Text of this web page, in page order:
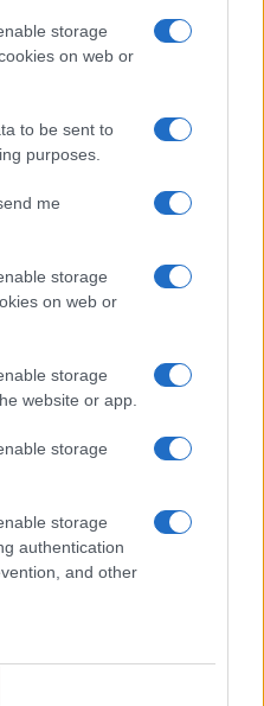
storage
on web or
to be sent to
purposes.
me
storage
on web or
storage
website or app.
storage
storage
authentication
and other
Gallura, bella anche dal
come fa
polemiche il centro
come scegliere la
la casa e l’ufficio
di un lungo dolore: storia e
che segnò la Gallura
di Berchidda, rischio per